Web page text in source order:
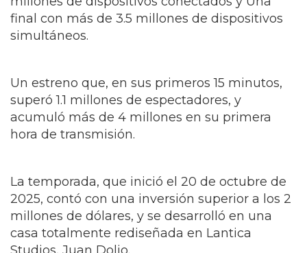
final con más de 3.5 millones de dispositivos
simultáneos.
Un estreno que, en sus primeros 15 minutos,
superó 1.1 millones de espectadores, y
acumuló más de 4 millones en su primera
hora de transmisión.
La temporada, que inició el 20 de octubre de
2025, contó con una inversión superior a los 2
millones de dólares, y se desarrolló en una
casa totalmente rediseñada en Lantica